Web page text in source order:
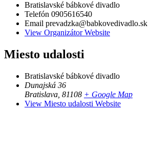
Bratislavské bábkové divadlo
Telefón 0905616540
Email prevadzka@babkovedivadlo.sk
View Organizátor Website
Miesto udalosti
Bratislavské bábkové divadlo
Dunajská 36
Bratislava 81108 + Google Map
View Miesto udalosti Website